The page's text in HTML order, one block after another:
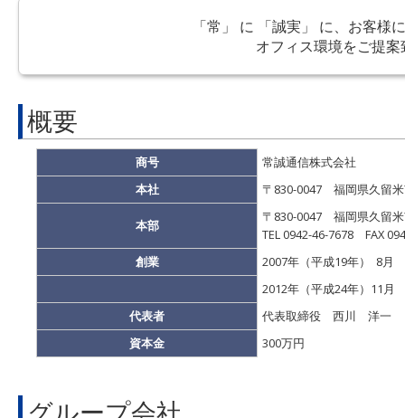
「常」 に 「誠実」 に、お客様
オフィス環境をご提
概要
商号
常誠通信株式会社
本社
〒830-0047 福岡県久留
本部
〒830-0047 福岡県久留
TEL 0942-46-7678 FAX
創業
2007年（平成19年） 8月
2012年（平成24年）11月
代表者
代表取締役 西川 洋一
資本金
300万円